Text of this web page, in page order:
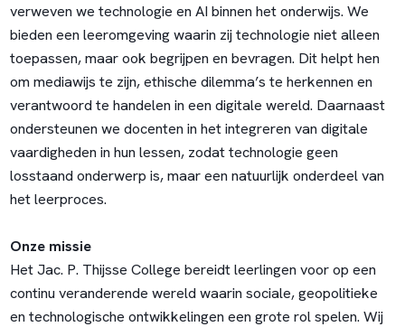
verweven we technologie en AI binnen het onderwijs. We
bieden een leeromgeving waarin zij technologie niet alleen
toepassen, maar ook begrijpen en bevragen. Dit helpt hen
om mediawijs te zijn, ethische dilemma’s te herkennen en
verantwoord te handelen in een digitale wereld. Daarnaast
ondersteunen we docenten in het integreren van digitale
vaardigheden in hun lessen, zodat technologie geen
losstaand onderwerp is, maar een natuurlijk onderdeel van
het leerproces.
Onze missie
Het Jac. P. Thijsse College bereidt leerlingen voor op een
continu veranderende wereld waarin sociale, geopolitieke
en technologische ontwikkelingen een grote rol spelen. Wij